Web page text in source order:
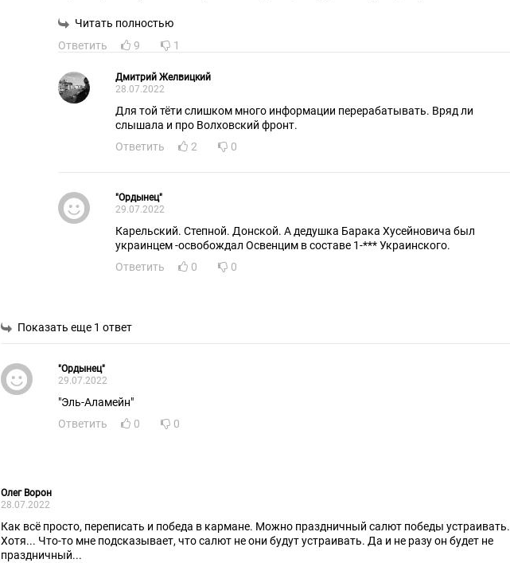
Читать полностью
Ответить
9 1
Дмитрий Желвицкий
28.07.2022
Для той тёти слишком много информации перерабатывать. Вряд ли
слышала и про Волховский фронт.
Ответить
2 0
"Ордынец"
29.07.2022
Карельский. Степной. Донской. А дедушка Барака Хусейновича был
украинцем -освобождал Освенцим в составе 1-*** Украинского.
Ответить
0 0
Показать еще 1 ответ
"Ордынец"
29.07.2022
"Эль-Аламейн"
Ответить
0 0
Олег Ворон
28.07.2022
Как всё просто, переписать и победа в кармане. Можно праздничный салют победы устраивать.
Хотя... Что-то мне подсказывает, что салют не они будут устраивать. Да и не разу он будет не
праздничный...